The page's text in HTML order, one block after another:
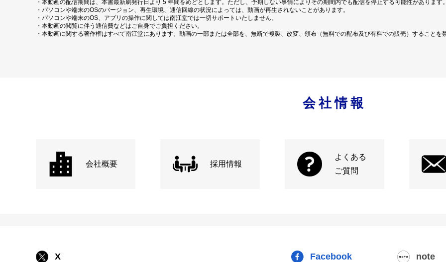
・本動画の配信期間は、本書最新刷発行日より 5 年間をめどとします。ただし、予期しない事情によりその期間内でも配信を停止する可能性があります。
・パソコンや端末のOSのバージョン、再生環境、通信回線の状況によっては、動画が再生されないことがあります。
・パソコンや端末のOS、アプリの操作に関しては南江堂では一切サポートいたしません。
・本動画の閲覧に伴う通信費などはご自身でご負担ください。
・本動画に関する著作権はすべて南江堂にあります。動画の一部または全部を、無断で複製、改変、頒布（無料での配布及び有料での販売）することを
会社情報
会社概要 採用情報
よくある
ご質問
X Facebook note